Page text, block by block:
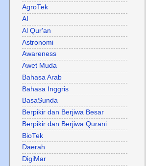
AgroTek
AI
Al Qur'an
Astronomi
Awareness
Awet Muda
Bahasa Arab
Bahasa Inggris
BasaSunda
Berpikir dan Berjiwa Besar
Berpikir dan Berjiwa Qurani
BioTek
Daerah
DigiMar